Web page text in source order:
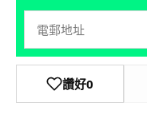
讚好0